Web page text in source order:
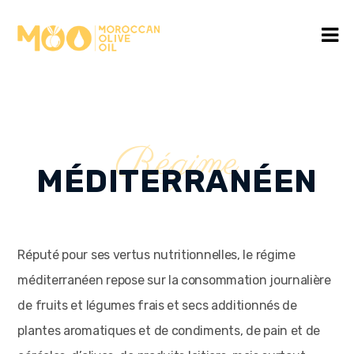
Régime
MÉDITERRANÉEN
Réputé pour ses vertus nutritionnelles, le régime
méditerranéen repose sur la consommation journalière
de fruits et légumes frais et secs additionnés de
plantes aromatiques et de condiments, de pain et de